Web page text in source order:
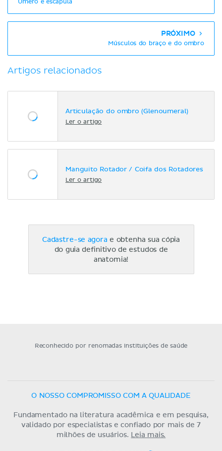
Úmero e escápula
PRÓXIMO
Músculos do braço e do ombro
Artigos relacionados
Articulação do ombro (Glenoumeral)
Ler o artigo
Manguito Rotador / Coifa dos Rotadores
Ler o artigo
Cadastre-se agora e obtenha sua cópia
do guia definitivo de estudos de
anatomia!
Reconhecido por renomadas instituições de saúde
O NOSSO COMPROMISSO COM A QUALIDADE
Fundamentado na literatura acadêmica e em pesquisa,
validado por especialistas e confiado por mais de 7
milhões de usuários. Leia mais.